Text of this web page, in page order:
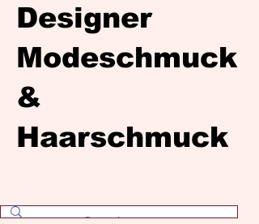
Designer
Modeschmuck
&
Haarschmuck